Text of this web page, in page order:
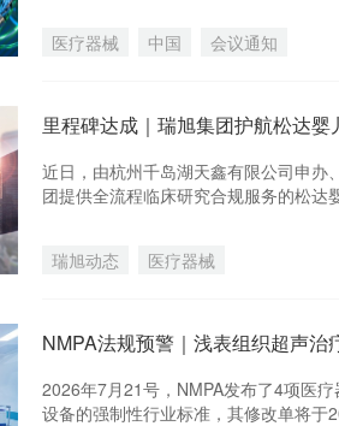
医疗器械
中国 会议通知
近日，由杭州千岛湖天鑫有限公司申办
团提供全流程临床研究合规服务的松
瑞旭动态
医疗器械
NMPA法规预警｜浅表组织超声
2026年7月21号，NMPA发布了4项医
设备的强制性行业标准，其修改单将